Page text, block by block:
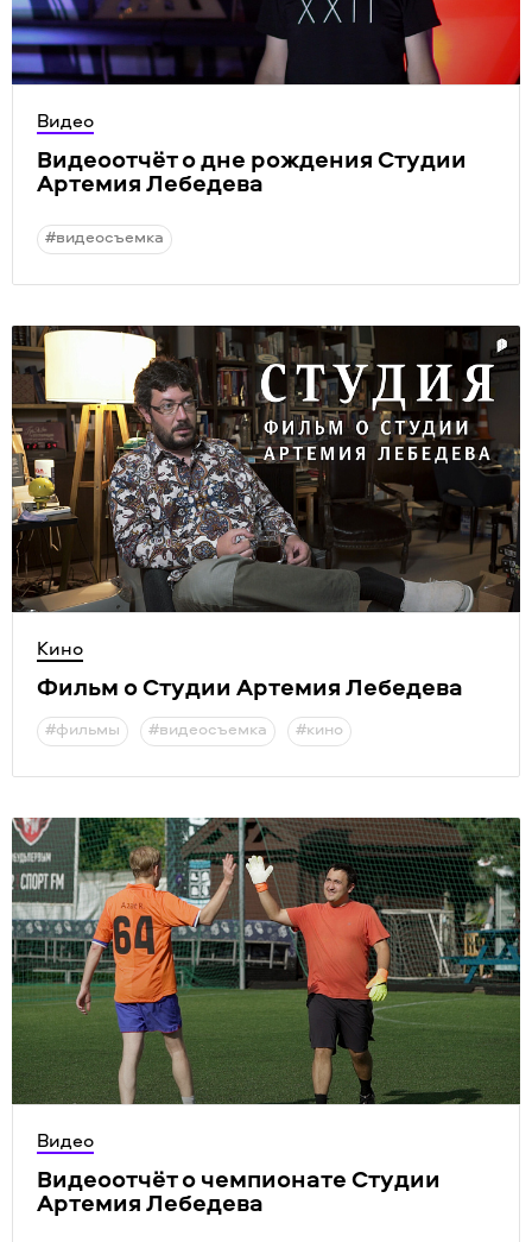
Видео
Видеоотчёт о дне рождения Студии
Артемия Лебедева
#видеосъемка
Кино
Фильм о Студии Артемия Лебедева
#фильмы #видеосъемка #кино
Видео
Видеоотчёт о чемпионате Студии
Артемия Лебедева